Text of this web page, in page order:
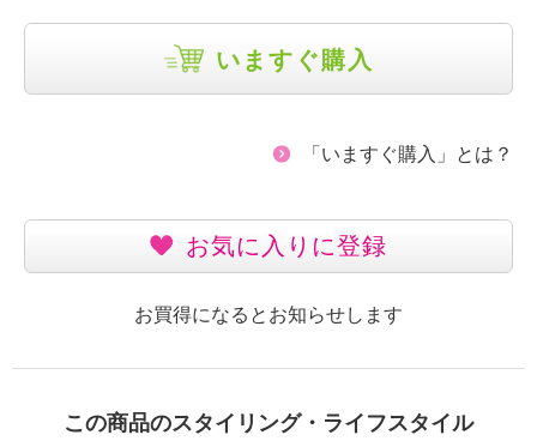
いますぐ購入
「いますぐ購入」とは？
お気に入りに登録
お買得になるとお知らせします
この商品のスタイリング・ライフスタイル